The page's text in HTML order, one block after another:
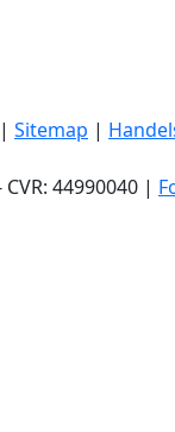
Sitemap |
CVR: 44990040 |